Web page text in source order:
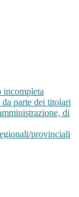
incompleta
parte dei titolari
di
provinciali